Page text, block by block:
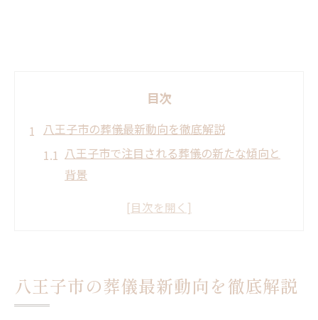
目次
八王子市の葬儀最新動向を徹底解説
八王子市で注目される葬儀の新たな傾向と
背景
最近の葬儀スタイル変化とその理由を分析
とは
八王子市の葬儀最新動向を徹底解説